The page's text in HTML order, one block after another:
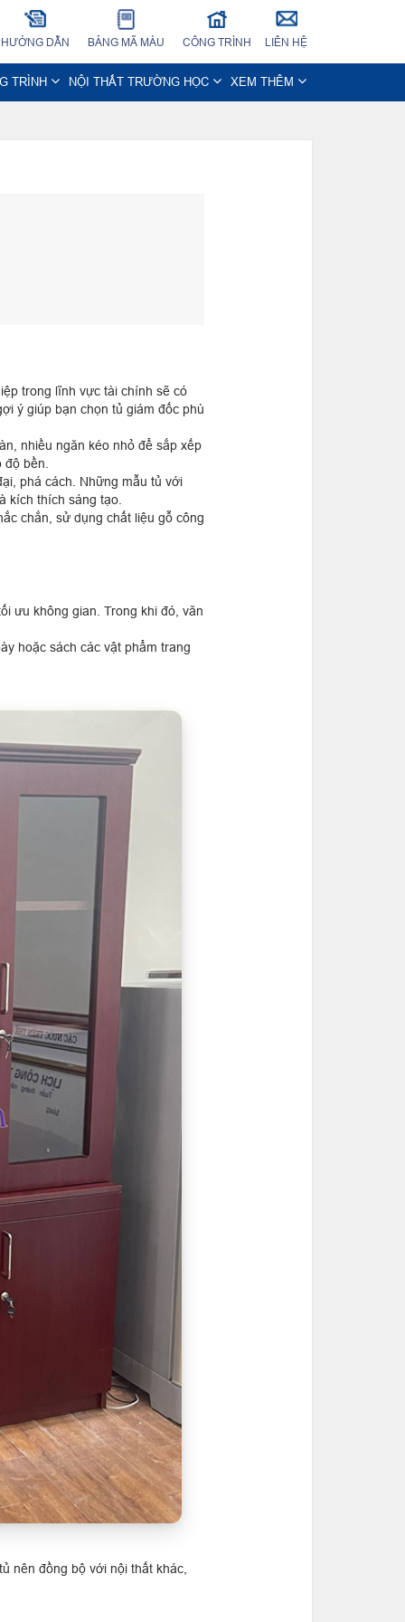
HƯỚNG DẪN BẢNG MÃ MÀU CÔNG TRÌNH LIÊN HỆ
TRÌNH NỘI THẤT TRƯỜNG HỌC XEM THÊM
trong lĩnh vực tài chính sẽ có
ý giúp bạn chọn tủ giám đốc phù
nhiều ngăn kéo nhỏ để sắp xếp
bền.
phá cách. Những mẫu tủ với
kích thích sáng tạo.
chắn, sử dụng chất liệu gỗ công
ưu không gian. Trong khi đó, văn
hoặc sách các vật phẩm trang
nên đồng bộ với nội thất khác,